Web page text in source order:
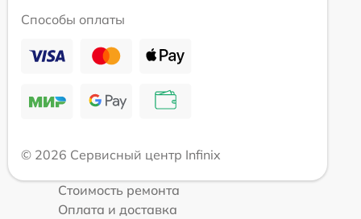
Способы оплаты
© 2026 Сервисный центр Infinix
Стоимость ремонта
Оплата и доставка